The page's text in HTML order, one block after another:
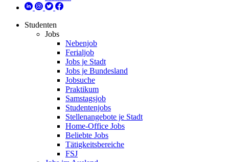
Studenten
Jobs
Nebenjob
Ferialjob
Jobs je Stadt
Jobs je Bundesland
Jobsuche
Praktikum
Samstagsjob
Studentenjobs
Stellenangebote je Stadt
Home-Office Jobs
Beliebte Jobs
Tätigkeitsbereiche
FSJ